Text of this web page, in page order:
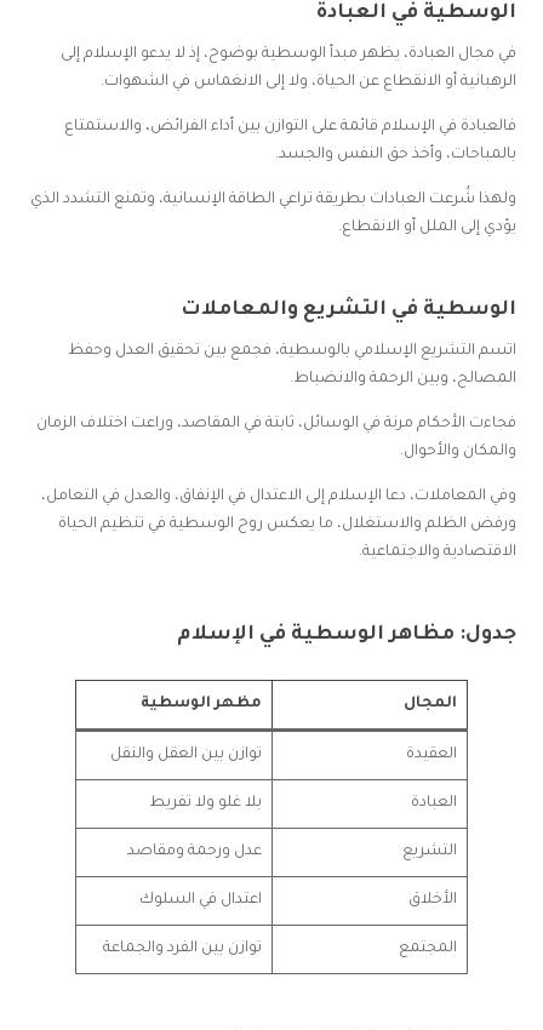
الوسطية في العبادة
في مجال العبادة، يظهر مبدأ الوسطية بوضوح، إذ لا يدعو الإسلام إلى
الرهبانية أو الانقطاع عن الحياة، ولا إلى الانغماس في الشهوات.
فالعبادة في الإسلام قائمة على التوازن بين أداء الفرائض، والاستمتاع
بالمباحات، وأخذ حق النفس والجسد.
ولهذا شُرعت العبادات بطريقة تراعي الطاقة الإنسانية، وتمنع التشدد الذي
يؤدي إلى الملل أو الانقطاع.
الوسطية في التشريع والمعاملات
اتسم التشريع الإسلامي بالوسطية، فجمع بين تحقيق العدل وحفظ
المصالح، وبين الرحمة والانضباط.
فجاءت الأحكام مرنة في الوسائل، ثابتة في المقاصد، وراعت اختلاف الزمان
والمكان والأحوال.
وفي المعاملات، دعا الإسلام إلى الاعتدال في الإنفاق، والعدل في التعامل،
ورفض الظلم والاستغلال، ما يعكس روح الوسطية في تنظيم الحياة
الاقتصادية والاجتماعية.
جدول: مظاهر الوسطية في الإسلام
المجال مظهر الوسطية
العقيدة توازن بين العقل والنقل
العبادة بلا غلو ولا تفريط
التشريع عدل ورحمة ومقاصد
الأخلاق اعتدال في السلوك
المجتمع توازن بين الفرد والجماعة